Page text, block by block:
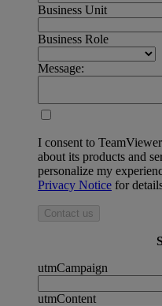
Business Unit
Business Role
Message:
I consent to
about its products and
personalize my
Privacy Notice for
Contact us
utmCampaign
utmContent